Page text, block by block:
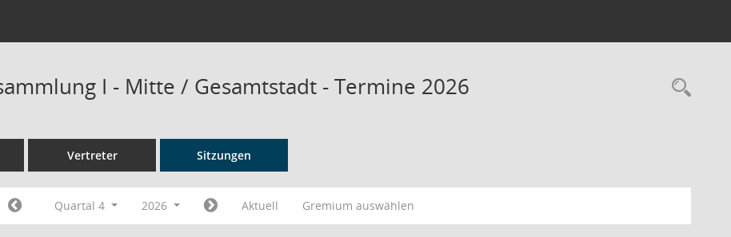
I - Mitte / Gesamtstadt - Termine 2026
Vertreter Sitzungen
Quartal 4 2026 Aktuell Gremium auswählen